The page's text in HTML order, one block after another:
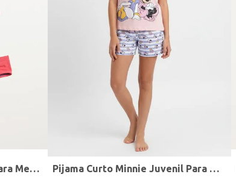
Biquíni Cortininha Juvenil Para Menina - AZUL/VERMELHO Pijama Curto Minnie Juvenil Para Menina - ROSA